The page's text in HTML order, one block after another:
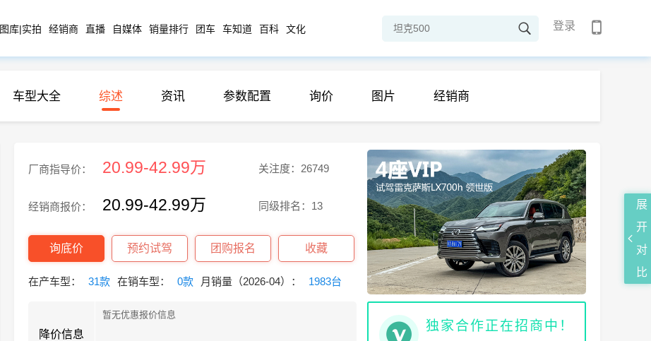
图库|实拍 经销商 直播 自媒体 销量排行 团车 车知道 百科 文化 登录
车型大全 综述 资讯 参数配置 询价 图片 经销商
厂商指导价： 20.99-42.99万 关注度：26749
经销商报价： 20.99-42.99万 同级排名：13
询底价 预约试驾 团购报名 收藏
在产车型： 31款 在销车型： 0款 月销量（2026-04）： 1983台
降价信息
暂无优惠报价信息
独家合作正在招商中！
展
开
对
比